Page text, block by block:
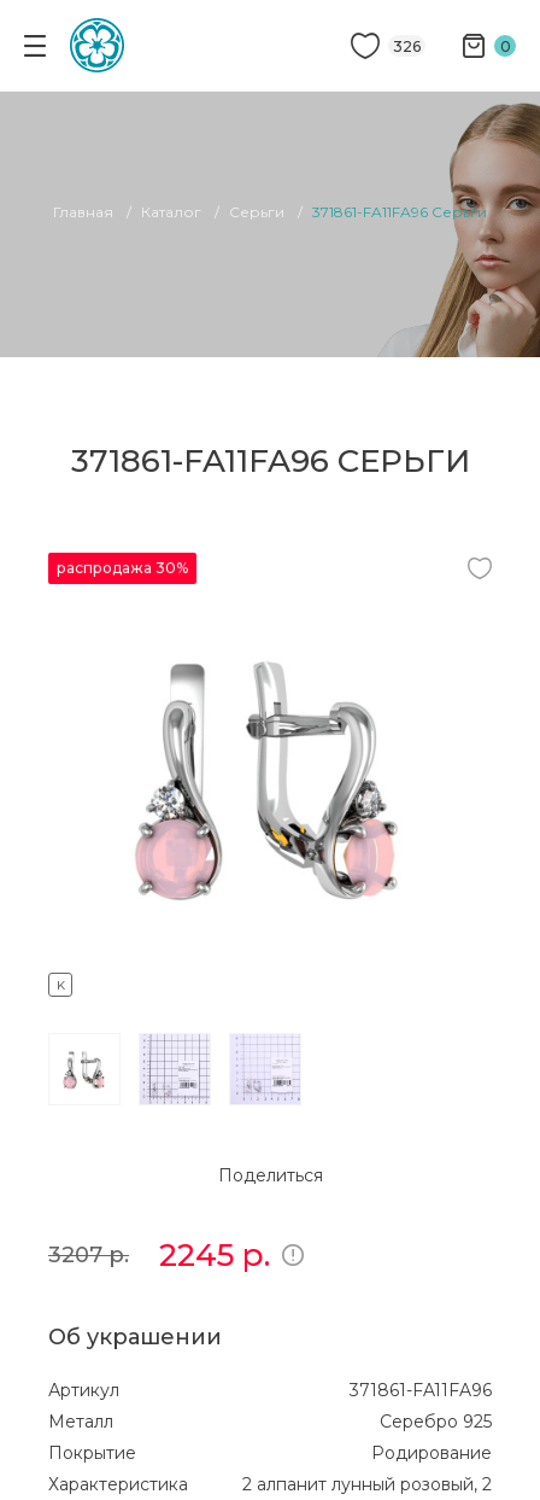
326 0
Главная Каталог Серьги 371861-FA11FA96 Серьги
371861-FA11FA96 СЕРЬГИ
распродажа 30%
K
Поделиться
3207р. 2245 р.
Об украшении
Артикул
371861-FA11FA96
Металл
Серебро 925
Покрытие
Родирование
Характеристика
2 алпанит лунный розовый, 2